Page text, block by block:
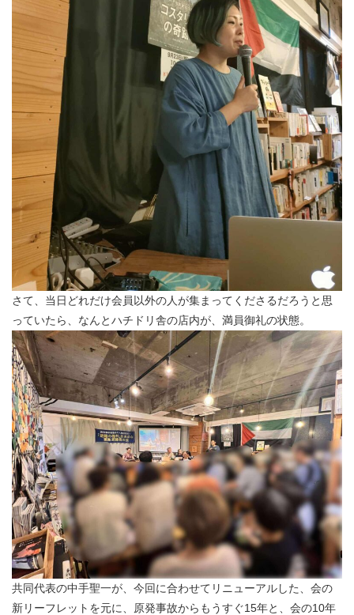
さて、当日どれだけ会員以外の人が集まってくださるだろうと思
っていたら、なんとハチドリ舎の店内が、満員御礼の状態。
共同代表の中手聖一が、今回に合わせてリニューアルした、会の
新リーフレットを元に、原発事故からもうすぐ15年と、会の10年